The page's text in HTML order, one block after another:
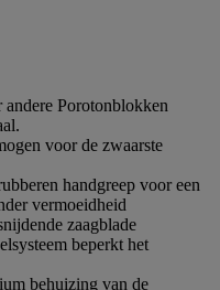
andere Porotonblokken
voor de zwaarste
handgreep voor een
vermoeidheid
zaagblade
beperkt het
behuizing van de